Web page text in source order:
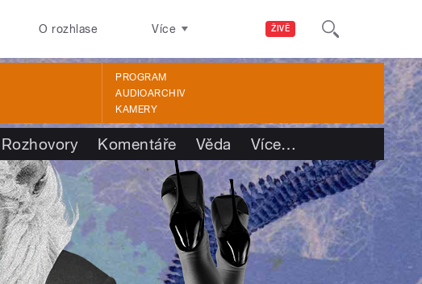
ŽIVĚ
O rozhlase Více
PROGRAM
AUDIOARCHIV
KAMERY
Rozhovory Komentáře Věda Více…